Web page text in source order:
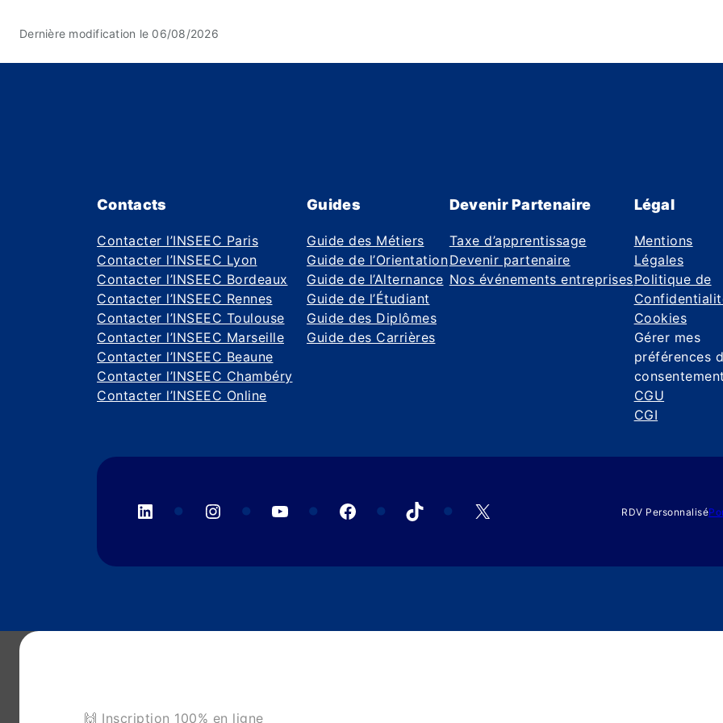
Dernière modification le 06/08/2026
Contacts
Contacter l’INSEEC Paris
Contacter l’INSEEC Lyon
Contacter l’INSEEC Bordeaux
Contacter l’INSEEC Rennes
Contacter l’INSEEC Toulouse
Contacter l’INSEEC Marseille
Contacter l’INSEEC Beaune
Contacter l’INSEEC Chambéry
Contacter l’INSEEC Online
Guides
Guide des Métiers
Guide de l’Orientation
Guide de l’Alternance
Guide de l’Étudiant
Guide des Diplômes
Guide des Carrières
Devenir Partenaire
Taxe d’apprentissage
Devenir partenaire
Nos événements entreprises
Légal
Mentions
Légales
Politique de
Cookies
Gérer mes
préférences
consentement
CGU
CGI
LinkedInInstagramYouTubeFacebookTikTok X RDV Personnalisé
🙌 Inscription 100% en ligne